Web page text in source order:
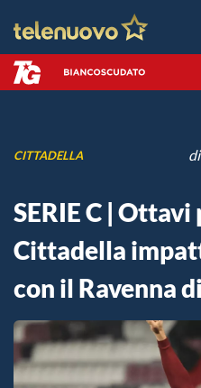
CITTADELLA di
SERIE C |
Cittadella
con il Ravenna